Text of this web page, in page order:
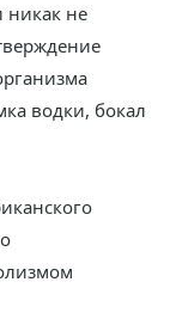
никак не
водки, бокал